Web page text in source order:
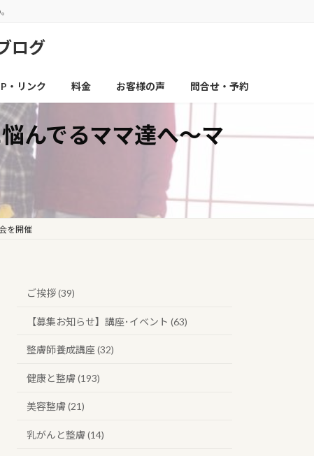
ログ
・リンク 料金 お客様の声 問合せ・予約
んでるママ達へ〜マ
を開催
ご挨拶 (39)
【募集お知らせ】講座･イベント (63)
整膚師養成講座 (32)
健康と整膚 (193)
美容整膚 (21)
乳がんと整膚 (14)